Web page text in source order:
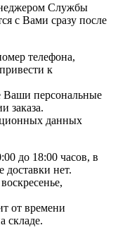
Службы
с Вами сразу после
телефона,
к
Ваши персональные
заказа.
данных
до 18:00 часов, в
доставки нет.
от времени
складе.